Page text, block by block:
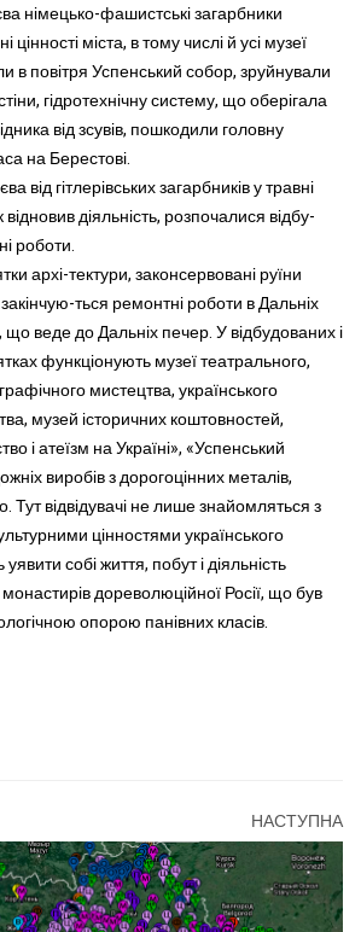
німецько-фашистські загарбники
цінності міста, в тому числі й усі музеї
в повітря Успенський собор, зруйнували
гідротехнічну систему, що оберігала
від зсувів, пошкодили головну
на Берестові.
від гітлерівських загарбників у травні
діяльність, розпочалися відбу-
роботи.
архі-тектури, законсервовані руїни
ться ремонтні роботи в Дальніх
що веде до Дальніх печер. У відбудованих і
функціонують музеї театрального,
мистецтва, українського
музей історичних коштовностей,
і атеїзм на Україні», «Успенський
виробів з дорогоцінних металів,
Тут відвідувачі не лише знайомляться з
цінностями українського
собі життя, побут і діяльність
дореволюційної Росії, що був
опорою панівних класів.
НАСТУПНА